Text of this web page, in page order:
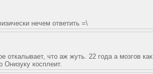
нечем ответить =\
откалывает, что аж жуть. 22 года а мозгов
Онизуку косплеит.